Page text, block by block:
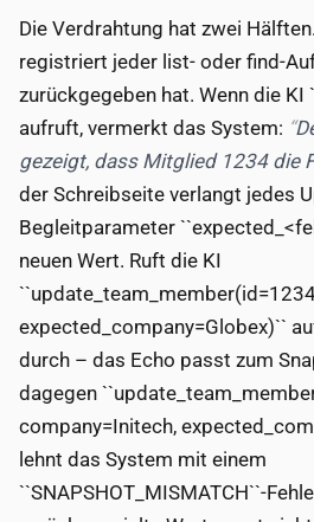
Die Verdrahtung hat zwei
registriert jeder list- oder find-
zurückgegeben hat. Wenn die
aufruft, vermerkt das System:
gezeigt, dass Mitglied 1234 die
der Schreibseite verlangt jedes
Begleitparameter
neuen Wert. Ruft die KI
expected_company=Globex)``
durch – das Echo passt zum
dagegen
company=Initech,
lehnt das System mit einem
``SNAPSHOT_MISMATCH``-